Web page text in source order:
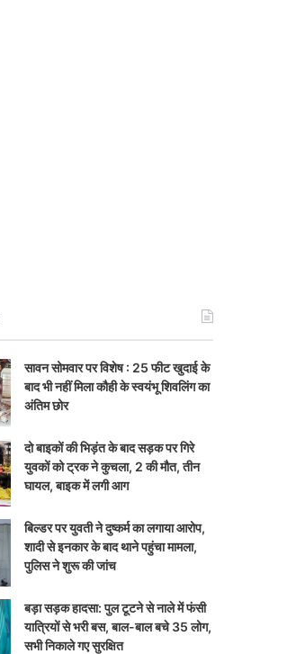
सावन सोमवार पर विशेष : 25 फीट खुदाई के
बाद भी नहीं मिला कौही के स्वयंभू शिवलिंग का
अंतिम छोर
दो बाइकों की भिड़ंत के बाद सड़क पर गिरे
युवकों को ट्रक ने कुचला, 2 की मौत, तीन
घायल, बाइक में लगी आग
बिल्डर पर युवती ने दुष्कर्म का लगाया आरोप,
शादी से इनकार के बाद थाने पहुंचा मामला,
पुलिस ने शुरू की जांच
बड़ा सड़क हादसा: पुल टूटने से नाले में फंसी
यात्रियों से भरी बस, बाल-बाल बचे 35 लोग,
सभी निकाले गए सुरक्षित